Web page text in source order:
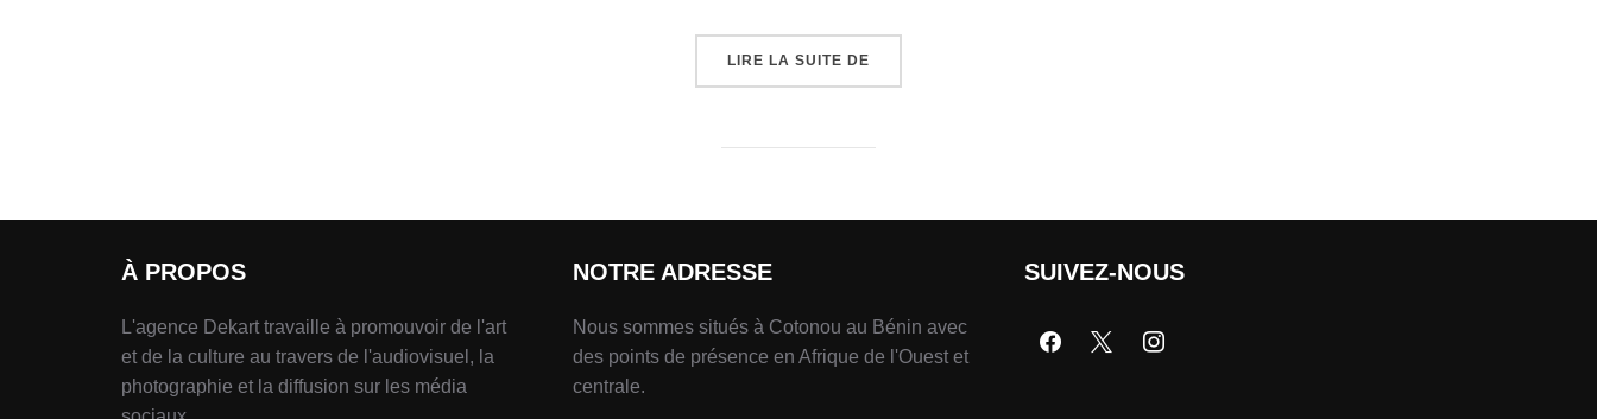
LIRE LA SUITE DE
À PROPOS
L'agence Dekart travaille à promouvoir de l'art
et de la culture au travers de l'audiovisuel, la
photographie et la diffusion sur les média
NOTRE ADRESSE
Nous sommes situés à Cotonou au Bénin avec
des points de présence en Afrique de l'Ouest et
centrale.
SUIVEZ-NOUS